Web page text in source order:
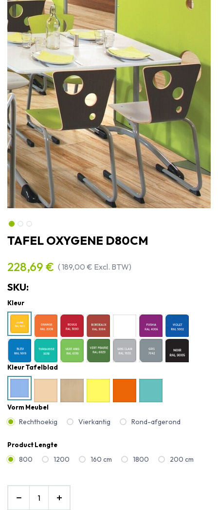
TAFEL OXYGENE D80CM
228,69 € (189,00 € Excl. BTW)
SKU:
Kleur
Kleur Tafelblad
Vorm Meubel
Rechthoekig Vierkantig Rond-afgerond
Product Lengte
800 1200 160 cm 1800 200 cm